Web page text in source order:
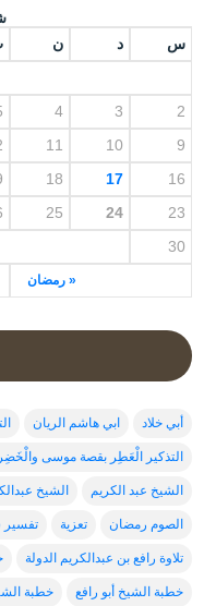
س د ن
« رمضان
2
3
4
9
10
11
16
17
18
23
24
25
30
أبي خلاد ابي هاشم الريان
التذكير الْعَطِر بقصة موسى
الشيخ عبد الكريم الشيخ
الصوم رمضان تعزية تفسير
تلاوة رافع بن عبدالكريم الدولة
خطبة الشيخ أبو رافع خطبة